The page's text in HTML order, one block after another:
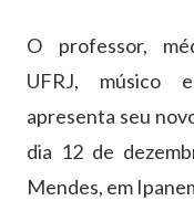
O professor,
UFRJ, músico
apresenta seu
dia 12 de
Mendes, em